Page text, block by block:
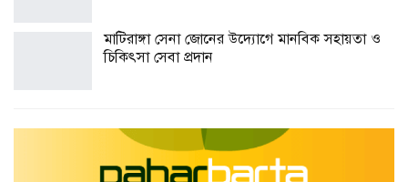
মাটিরাঙ্গা সেনা জোনের উদ্যোগে মানবিক সহায়তা ও
চিকিৎসা সেবা প্রদান